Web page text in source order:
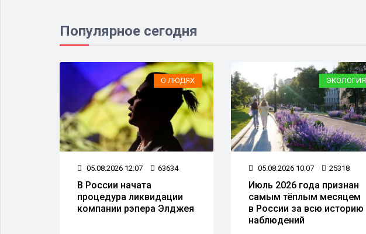
Популярное сегодня
О ЛЮДЯХ
05.08.2026 12:07 63634
В России начата
процедура ликвидации
компании рэпера Элджея
ЭКОЛОГИЯ
05.08.2026 10:07 25318
Июль 2026 года признан
самым тёплым месяцем
в России за всю историю
наблюдений